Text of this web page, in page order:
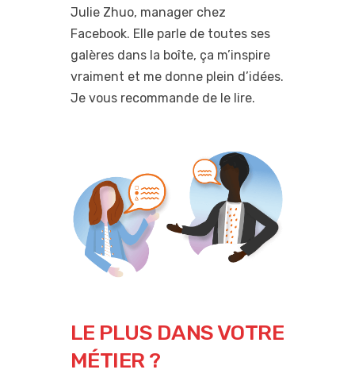
Julie Zhuo, manager chez
Facebook. Elle parle de toutes ses
galères dans la boîte, ça m’inspire
vraiment et me donne plein d’idées.
Je vous recommande de le lire.
LE PLUS DANS VOTRE
MÉTIER ?